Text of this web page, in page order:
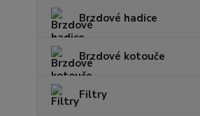
Brzdové hadice
Brzdové kotouče
Filtry